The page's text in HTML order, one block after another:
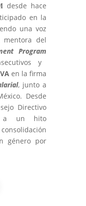
desde hace
en la
una voz
mentora del
Program
y
en la firma
, junto a
Desde
Directivo
a un hito
género por